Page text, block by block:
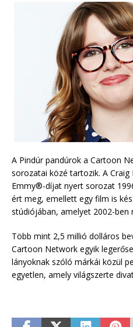
A Pindúr pandúrok a Cartoon
sorozatai közé tartozik. A
Emmy®-díjat nyert sorozat
ért meg, emellett egy film is
stúdiójában, amelyet 2002-ben
Több mint 2,5 millió dolláros
Cartoon Network egyik
lányoknak szóló márkái közül
egyetlen, amely világszerte